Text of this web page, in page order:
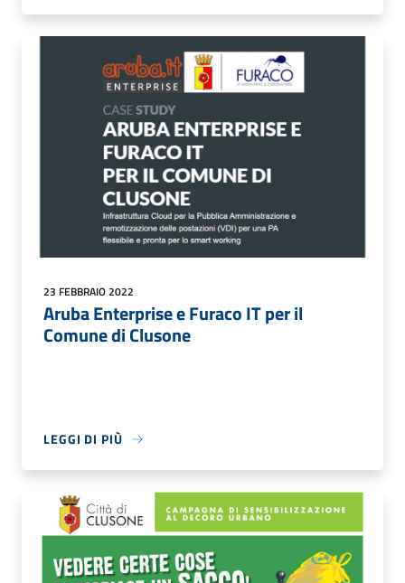
23 FEBBRAIO 2022
Aruba Enterprise e Furaco IT per il
Comune di Clusone
LEGGI DI PIÙ